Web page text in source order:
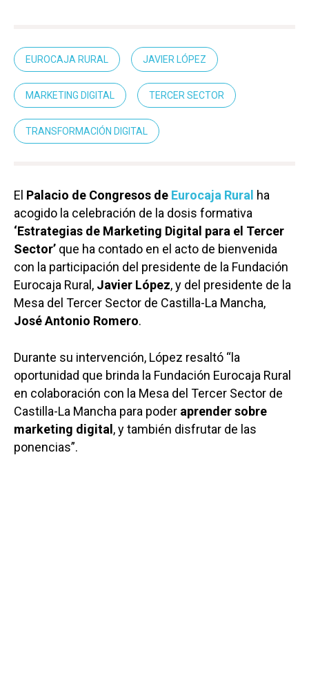
EUROCAJA RURAL JAVIER LÓPEZ
MARKETING DIGITAL TERCER SECTOR
TRANSFORMACIÓN DIGITAL
El Palacio de Congresos de Eurocaja Rural ha
acogido la celebración de la dosis formativa
‘Estrategias de Marketing Digital para el Tercer
Sector’ que ha contado en el acto de bienvenida
con la participación del presidente de la Fundación
Eurocaja Rural, Javier López, y del presidente de la
Mesa del Tercer Sector de Castilla-La Mancha,
José Antonio Romero.
Durante su intervención, López resaltó “la
oportunidad que brinda la Fundación Eurocaja Rural
en colaboración con la Mesa del Tercer Sector de
Castilla-La Mancha para poder aprender sobre
marketing digital, y también disfrutar de las
ponencias”.